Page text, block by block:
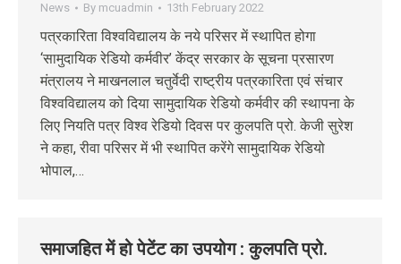
News By mcuadmin 13th February 2022
पत्रकारिता विश्वविद्यालय के नये परिसर में स्थापित होगा
‘सामुदायिक रेडियो कर्मवीर’ केंद्र सरकार के सूचना प्रसारण
मंत्रालय ने माखनलाल चतुर्वेदी राष्ट्रीय पत्रकारिता एवं संचार
विश्वविद्यालय को दिया सामुदायिक रेडियो कर्मवीर की स्थापना के
लिए नियति पत्र विश्व रेडियो दिवस पर कुलपति प्रो. केजी सुरेश
ने कहा, रीवा परिसर में भी स्थापित करेंगे सामुदायिक रेडियो
भोपाल,…
समाजहित में हो पेटेंट का उपयोग : कुलपति प्रो.